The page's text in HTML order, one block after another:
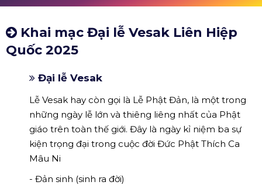
Khai mạc Đại lễ Vesak Liên Hiệp
Quốc 2025
Đại lễ Vesak
Lễ Vesak hay còn gọi là Lễ Phật Đản, là một trong
những ngày lễ lớn và thiêng liêng nhất của Phật
giáo trên toàn thế giới. Đây là ngày kỉ niệm ba sự
kiện trọng đại trong cuộc đời Đức Phật Thích Ca
Mâu Ni
- Đản sinh (sinh ra đời)